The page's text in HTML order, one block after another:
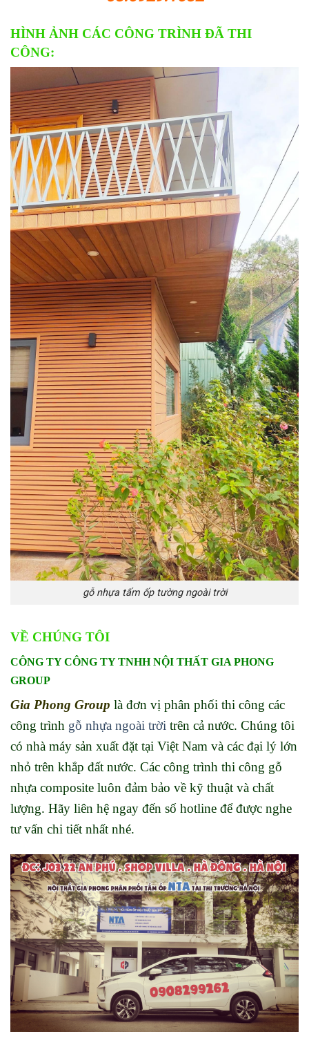
HÌNH ẢNH CÁC CÔNG TRÌNH ĐÃ THI
CÔNG:
gỗ nhựa tấm ốp tường ngoài trời
VỀ CHÚNG TÔI
CÔNG TY CÔNG TY TNHH NỘI THẤT GIA PHONG
GROUP
Gia Phong Group là đơn vị phân phối thi công các
công trình gỗ nhựa ngoài trời trên cả nước. Chúng tôi
có nhà máy sản xuất đặt tại Việt Nam và các đại lý lớn
nhỏ trên khắp đất nước. Các công trình thi công gỗ
nhựa composite luôn đảm bảo về kỹ thuật và chất
lượng. Hãy liên hệ ngay đến số hotline để được nghe
tư vấn chi tiết nhất nhé.